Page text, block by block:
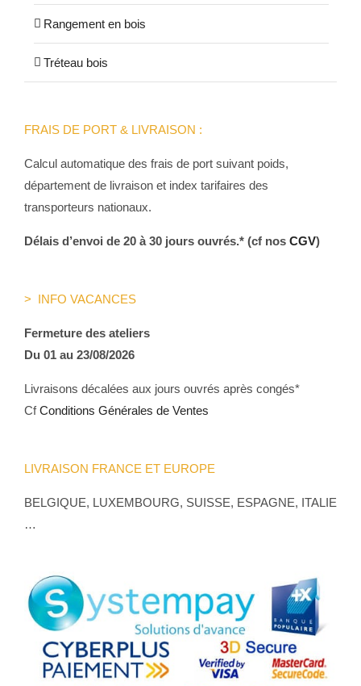
Rangement en bois
Tréteau bois
FRAIS DE PORT & LIVRAISON :
Calcul automatique des frais de port suivant poids,
département de livraison et index tarifaires des
transporteurs nationaux.
Délais d’envoi de 20 à 30 jours ouvrés.* (cf nos CGV)
> INFO VACANCES
Fermeture des ateliers
Du 01 au 23/08/2026
Livraisons décalées aux jours ouvrés après congés*
CfConditions Générales de Ventes
LIVRAISON FRANCE ET EUROPE
BELGIQUE, LUXEMBOURG, SUISSE, ESPAGNE, ITALIE
…